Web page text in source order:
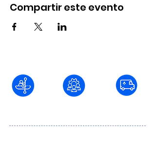
Compartir este evento